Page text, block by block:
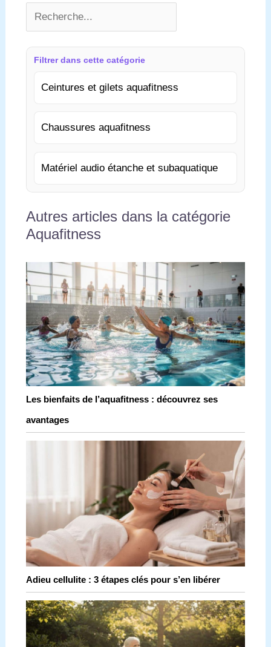
Filtrer dans cette catégorie
Ceintures et gilets aquafitness
Chaussures aquafitness
Matériel audio étanche et subaquatique
Autres articles dans la catégorie
Aquafitness
Les bienfaits de l’aquafitness : découvrez ses
avantages
Adieu cellulite : 3 étapes clés pour s’en libérer